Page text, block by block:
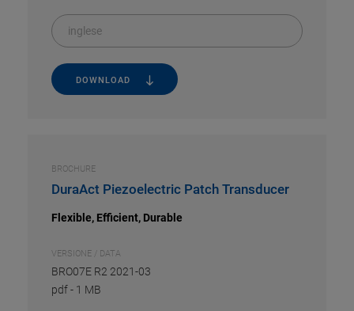
inglese
DOWNLOAD
BROCHURE
DuraAct Piezoelectric Patch Transducer
Flexible, Efficient, Durable
VERSIONE / DATA
BRO07E R2 2021-03
pdf- 1 MB